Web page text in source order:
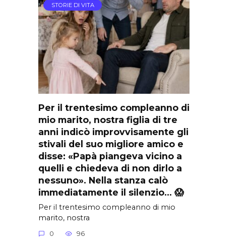
STORIE DI VITA
Per il trentesimo compleanno di
mio marito, nostra figlia di tre
anni indicò improvvisamente gli
stivali del suo migliore amico e
disse: «Papà piangeva vicino a
quelli e chiedeva di non dirlo a
nessuno». Nella stanza calò
immediatamente il silenzio… 😱
Per il trentesimo compleanno di mio
marito, nostra
0 96